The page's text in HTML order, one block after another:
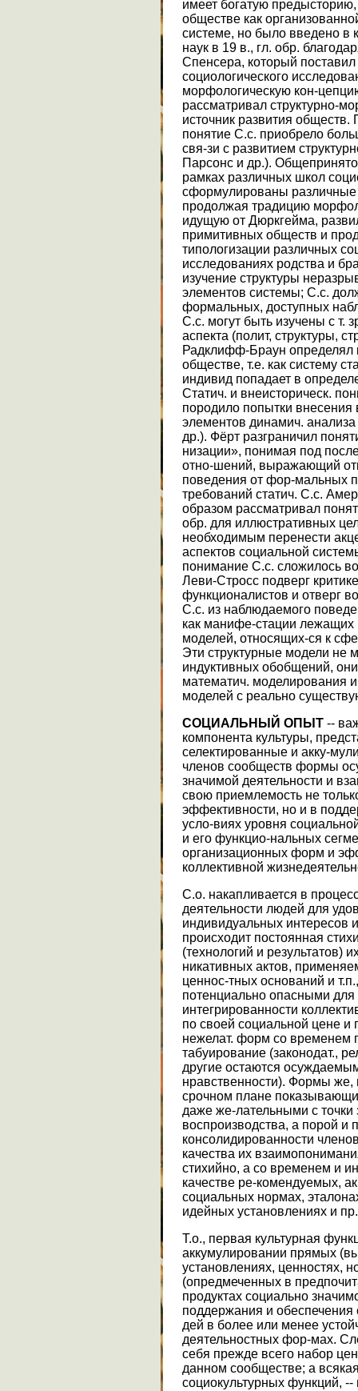
имеет богатую
обществе как
системе, но было введено в
наук в 19 в., гл. обр.
Спенсера, который
социологического
морфологическую кон-
рассматривал структурно-
источник развития
понятие С.с. приобрело
свя-зи с развитием
Парсонс и др.).
рамках различных школ
сформулированы
продолжая традицию
идущую от Дюркгейма,
примитивных обществ и
типологизации различных
исследованиях родства и
изучение структуры
элементов системы; С.с.
формальных, доступных
С.с. могут быть изучены с т.
аспекта (полит, структуры,
Радклифф-Браун определял
обществе, т.е. как систему
индивид попадает в
Статич. и внеисторическ.
породило попытки
элементов динамич.
др.). Фёрт разграничил
низации», понимая под
отно-шений, выражающий
поведения от фор-мальных
требований статич. С.с.
образом рассматривал
обр. для иллюстративных
необходимым перенести
аспектов социальной
понимание С.с. сложилось
Леви-Стросс подверг
функционалистов и отверг
С.с. из наблюдаемого
как манифе-стации лежащих
моделей, относящих-ся к
Эти структурные модели не
индуктивных обобщений,
математич. моделирования
моделей с реально
СОЦИАЛЬНЫЙ ОПЫТ --
компонента культуры,
селектированные и акку-
членов сообществ формы
значимой деятельности и
свою приемлемость не
эффективности, но и в
усло-виях уровня
и его функцио-нальных
организационных форм и
коллективной
С.о. накапливается в
деятельности людей для
индивидуальных интересов
происходит постоянная
(технологий и результатов)
никативных актов,
ценнос-тных оснований и
потенциально опасными
интегрированности
по своей социальной цене и
нежелат. форм со временем
табуирование (законодат.,
другие остаются
нравственности). Формы же,
срочном плане
даже же-лательными с
воспроизводства, а порой
консолидированности
качества их
стихийно, а со временем и
качестве ре-комендуемых,
социальных нормах,
идейных установлениях и пр.
Т.о., первая культурная
аккумулировании прямых
установлениях, ценностях,
(опредмеченных в
продуктах социально
поддержания и обеспечения
дей в более или менее
деятельностных фор-мах.
себя прежде всего набор
данном сообществе; а
социокультурных функций, --